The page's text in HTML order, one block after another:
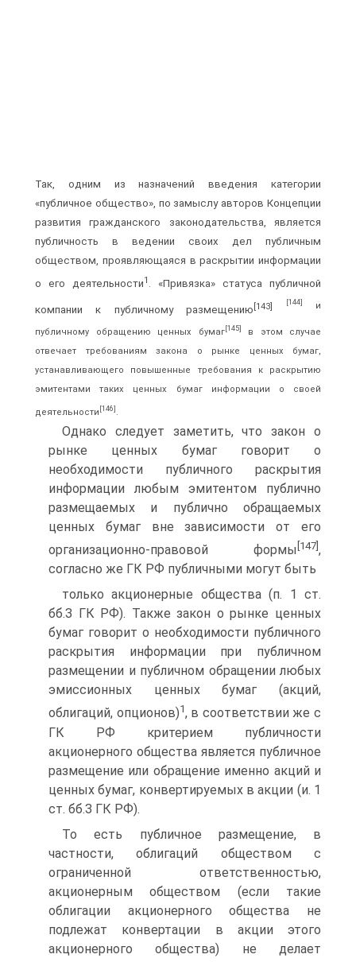
Так, одним из назначений введения категории
«публичное общество», по замыслу авторов Концепции
развития гражданского законодательства, является
публичность в ведении своих дел публичным
обществом, проявляющаяся в раскрытии информации
о его деятельности1 . «Привязка» статуса публичной
компании к публичному размещению [143] [144] и
публичному обращению ценных бумаг[145]
в этом случае
отвечает требованиям закона о рынке ценных бумаг,
устанавливающего повышенные требования к раскрытию
эмитентами таких ценных бумаг информации о своей
деятельности [146] .
Однако следует заметить, что закон о
рынке ценных бумаг говорит о
необходимости публичного раскрытия
информации любым эмитентом публично
размещаемых и публично обращаемых
ценных бумаг вне зависимости от его
организационно-правовой формы [147] ,
согласно же ГК РФ публичными могут быть
только акционерные общества (п. 1 ст.
бб.З ГК РФ). Также закон о рынке ценных
бумаг говорит о необходимости публичного
раскрытия информации при публичном
размещении и публичном обращении любых
эмиссионных ценных бумаг (акций,
облигаций, опционов)1, в соответствии же с
ГК РФ критерием публичности
акционерного общества является публичное
размещение или обращение именно акций и
ценных бумаг, конвертируемых в акции (и. 1
ст. бб.З ГК РФ).
То есть публичное размещение, в
частности, облигаций обществом с
ограниченной ответственностью,
акционерным обществом (если такие
облигации акционерного общества не
подлежат конвертации в акции этого
акционерного общества) не делает